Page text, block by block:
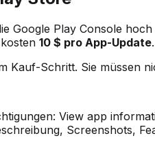
Google Play Console
10 $ pro App-Update.
Kauf-Schritt. Sie müssen
View app
Screenshots,